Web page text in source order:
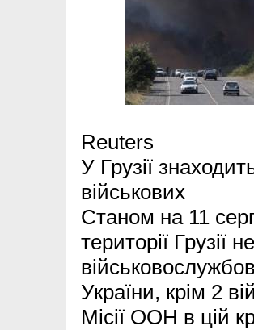
Reuters
У Грузії
військових
Станом на 11
території Грузії
України, крім 2
Місії ООН в цій